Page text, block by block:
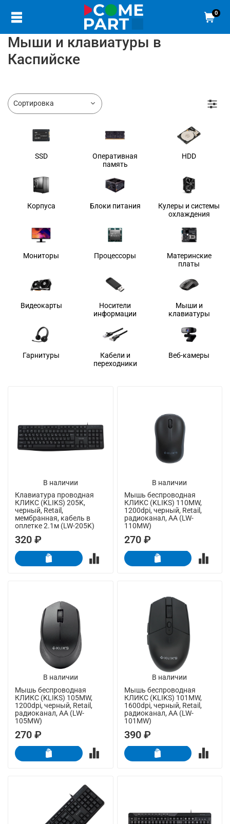
0
Мыши и клавиатуры в
Каспийске
SSD
Оперативная
память
HDD
Корпуса Блоки питания
Кулеры и системы
охлаждения
Мониторы Процессоры
Материнские
платы
Видеокарты
Носители
информации
Мыши и
клавиатуры
Гарнитуры
Кабели и
переходники
Веб-камеры
В наличии
Клавиатура проводная
КЛИКС (KLIKS) 205K,
черный, Retail,
мембранная, кабель в
оплетке 2.1м (LW-205K)
320 ₽
В наличии
Мышь беспроводная
КЛИКС (KLIKS) 110MW,
1200dpi, черный, Retail,
радиоканал, AA (LW-
110MW)
270 ₽
В наличии
Мышь беспроводная
КЛИКС (KLIKS) 105MW,
1200dpi, черный, Retail,
радиоканал, AA (LW-
105MW)
270 ₽
В наличии
Мышь беспроводная
КЛИКС (KLIKS) 101MW,
1600dpi, черный, Retail,
радиоканал, AA (LW-
101MW)
390 ₽